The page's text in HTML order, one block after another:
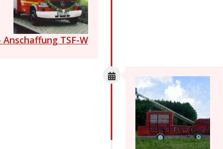
Anschaffung TSF-W